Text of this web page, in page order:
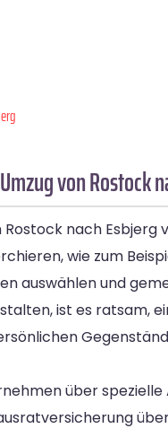
von Rostock
Rostock nach
wie zum
auswählen und
ist es ratsam,
über